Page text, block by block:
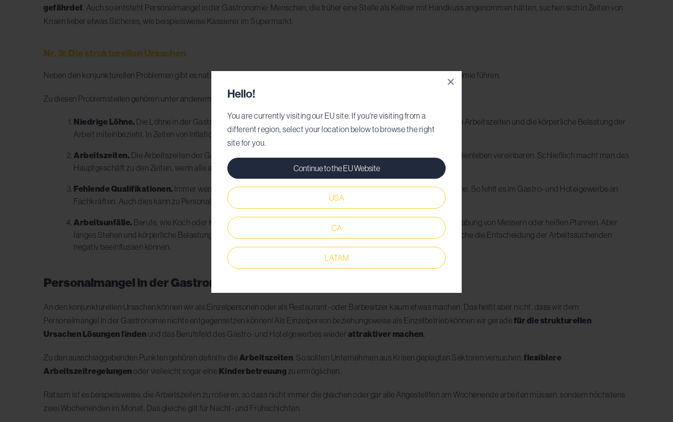
×
Hello!
You are currently visiting our EU site. If you're visiting from a
different region, select your location below to browse the right
site for you.
Continue to the EU Website
USA
CA
LATAM
gefährdet . Auch so entsteht Personalmangel in der Gastronomie: Menschen, die früher eine Stelle als Kellner mit Handkuss angenommen hätten, suchen sich in Zeiten von
Krisen lieber etwas Sicheres, wie beispielsweise Kassierer im Supermarkt.
Nr. 3: Die strukturellen Ursachen
Neben den konjunkturellen Problemen gibt es natürlich auch strukturelle Probleme, die zum Personalmangel in der Gastronomie führen.
Zu diesen Problemstellen gehören unter anderem:
Niedrige Löhne. Die Löhne in der Gastronomie sind im Vergleich immer noch recht gering, vor allem wenn man die Arbeitszeiten und die körperliche Belastung der
Arbeit miteinbezieht. In Zeiten von Inflation ist dies ein erheblicher Faktor.
Arbeitszeiten. Die Arbeitszeiten der Gastronomie lassen sich schon seit jeher schlecht mit dem Privat- bzw. Familienleben vereinbaren. Schließlich macht man das
Hauptgeschäft zu den Zeiten, wenn alle anderen frei haben.
Fehlende Qualifikationen. Immer weniger Menschen entscheiden sich für eine formelle Ausbildung in der Branche. So fehlt es im Gastro- und Hotelgewerbe an
Fachkräften. Auch dies kann zu Personalmangel führen.
Arbeitsunfälle. Berufe, wie Koch oder Kellner, sind und bleiben anfällig für Arbeitsunfälle, gerade durch die Handhabung von Messern oder heißen Pfannen. Aber
langes Stehen und körperliche Belastung der Arbeit führen auch zu Muskel-Skelett-Erkrankungen. Argumente, welche die Entscheidung der Arbeitssuchenden
negativ beeinflussen können.
Personalmangel in der Gastronomie: (mögliche) Lösungen
An den konjunkturellen Ursachen können wir als Einzelpersonen oder als Restaurant- oder Barbesitzer kaum etwas machen. Das heißt aber nicht, dass wir dem
Personalmangel in der Gastronomie nichts entgegensetzen können! Als Einzelperson beziehungsweise als Einzelbetrieb können wir geradefür die strukturellen
Ursachen Lösungen finden und das Berufsfeld des Gastro- und Hotelgewerbes wiederattraktiver machen
Zu den ausschlaggebenden Punkten gehören definitiv dieArbeitszeiten . So sollten Unternehmen aus Krisen geplagten Sektoren versuchen, flexiblere
Arbeitszeitregelungenoder vielleicht sogar eine Kinderbetreuung zu ermöglichen.
Ratsam ist es beispielsweise, die Arbeitszeiten zu rotieren, so dass nicht immer die gleichen oder gar alle Angestellten am Wochenende arbeiten müssen, sondern höchstens
zwei Wochenenden im Monat. Das gleiche gilt für Nacht- und Frühschichten.